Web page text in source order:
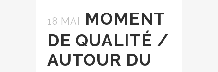
18 MAI
MOMENT
DE QUALITÉ /
AUTOUR DU